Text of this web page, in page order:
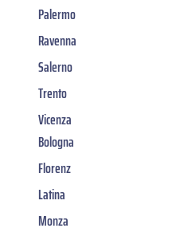
Palermo
Ravenna
Salerno
Trento
Vicenza
Bologna
Florenz
Latina
Monza